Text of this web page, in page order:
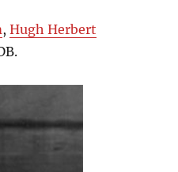
,Hugh Herbert